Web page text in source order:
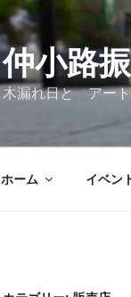
仲小路
木漏れ日と アー
ホーム イベン